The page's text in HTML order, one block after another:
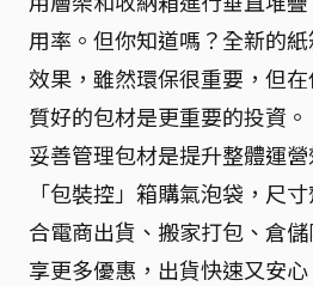
用率。但你知道嗎？全新的
效果，雖然環保很重要，但
質好的包材是更重要的投資。
妥善管理包材是提升整體運
「包裝控」箱購氣泡袋，尺
合電商出貨、搬家打包、倉
享更多優惠，出貨快速又安